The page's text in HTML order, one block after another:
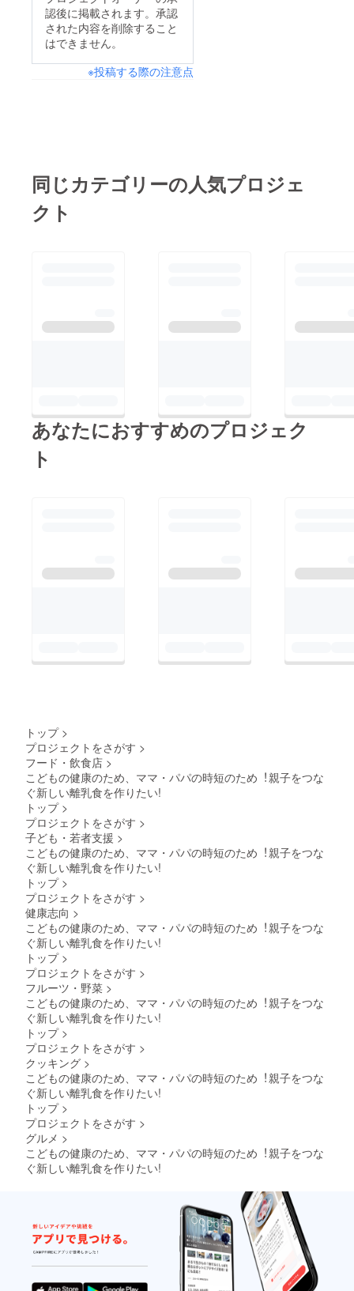
認後に掲載されます。承認
された内容を削除すること
はできません。
※投稿する際の注意点
同じカテゴリーの人気プロジェ
クト
あなたにおすすめのプロジェク
ト
トップ >
プロジェクトをさがす >
フード・飲食店 >
こどもの健康のため、ママ・パパの時短のため︕親⼦をつな
ぐ新しい離乳⾷を作りたい!
トップ >
プロジェクトをさがす >
子ども・若者支援 >
こどもの健康のため、ママ・パパの時短のため︕親⼦をつな
ぐ新しい離乳⾷を作りたい!
トップ >
プロジェクトをさがす >
健康志向 >
こどもの健康のため、ママ・パパの時短のため︕親⼦をつな
ぐ新しい離乳⾷を作りたい!
トップ >
プロジェクトをさがす >
フルーツ・野菜 >
こどもの健康のため、ママ・パパの時短のため︕親⼦をつな
ぐ新しい離乳⾷を作りたい!
トップ >
プロジェクトをさがす >
クッキング >
こどもの健康のため、ママ・パパの時短のため︕親⼦をつな
ぐ新しい離乳⾷を作りたい!
トップ >
プロジェクトをさがす >
グルメ >
こどもの健康のため、ママ・パパの時短のため︕親⼦をつな
ぐ新しい離乳⾷を作りたい!